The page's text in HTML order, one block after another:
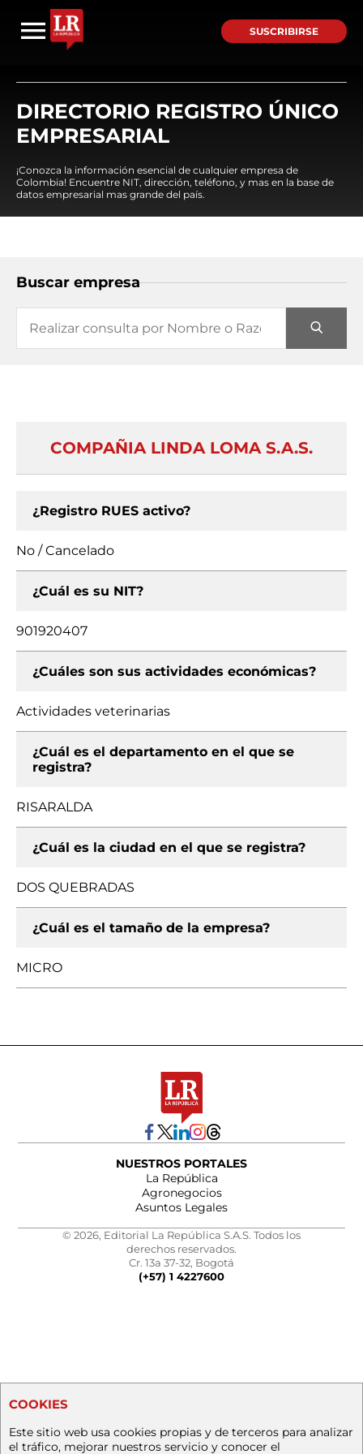
SUSCRIBIRSE
DIRECTORIO REGISTRO ÚNICO
EMPRESARIAL
¡Conozca la información esencial de cualquier empresa de
Colombia! Encuentre NIT, dirección, teléfono, y mas en la base de
datos empresarial mas grande del país.
Buscar empresa
COMPAÑIA LINDA LOMA S.A.S.
¿Registro RUES activo?
No / Cancelado
¿Cuál es su NIT?
901920407
¿Cuáles son sus actividades económicas?
Actividades veterinarias
¿Cuál es el departamento en el que se
registra?
RISARALDA
¿Cuál es la ciudad en el que se registra?
DOS QUEBRADAS
¿Cuál es el tamaño de la empresa?
MICRO
NUESTROS PORTALES
La República
Agronegocios
Asuntos Legales
© 2026, Editorial La República S.A.S. Todos los
derechos reservados.
Cr. 13a 37-32, Bogotá
(+57) 1 4227600
COOKIES
Este sitio web usa cookies propias y de terceros para analizar
el tráfico, mejorar nuestros servicio y conocer el